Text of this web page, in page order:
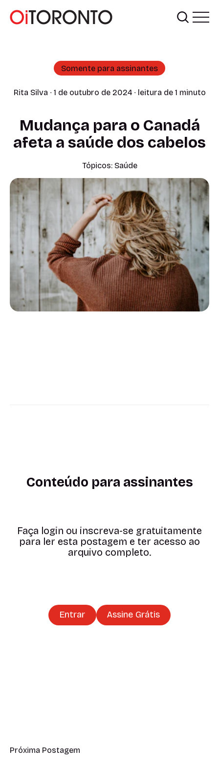
Somente para assinantes
Rita Silva ∙ 1 de outubro de 2024 ∙ leitura de 1 minuto
Mudança para o Canadá
afeta a saúde dos cabelos
Tópicos: Saúde
Conteúdo para assinantes
Faça login ou inscreva-se gratuitamente
para ler esta postagem e ter acesso ao
arquivo completo.
Entrar Assine Grátis
Próxima Postagem